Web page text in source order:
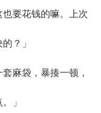
要花钱的嘛。上次
？」
麻袋，暴揍一顿，
」